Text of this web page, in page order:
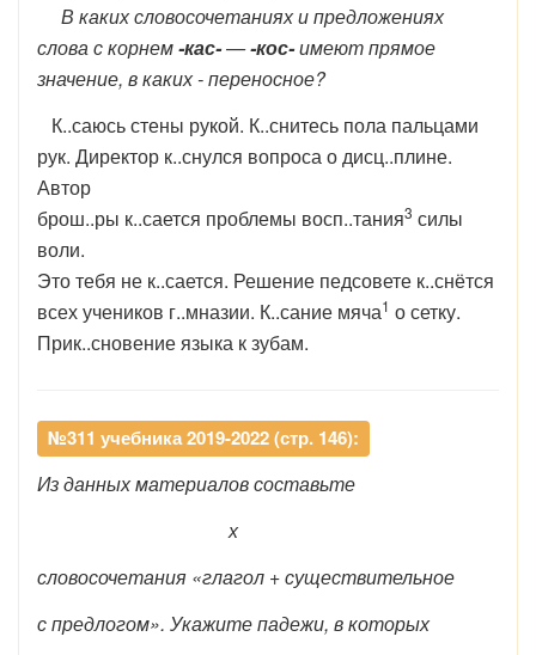
В каких словосочетаниях и предложениях
слова с корнем-кас-—-кос-имеют прямое
значение, в каких - переносное?
К..саюсь стены рукой. К..снитесь пола пальцами
рук. Директор к..снулся вопроса о дисц..плине.
Автор
брош..ры к..сается проблемы восп..тания3 силы
воли.
Это тебя не к..сается. Решение педсовете к..снётся
всех учеников г..мназии. К..сание мяча1 о сетку.
Прик..сновение языка к зубам.
№311 учебника 2019-2022 (стр. 146):
Из данных материалов составьте
х
словосочетания «глагол + существительное
с предлогом». Укажите падежи, в которых